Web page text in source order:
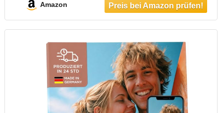
Künstlerleinwand - Stabiler 2,5cm
Keilrahmen 30x20cm
Amazon